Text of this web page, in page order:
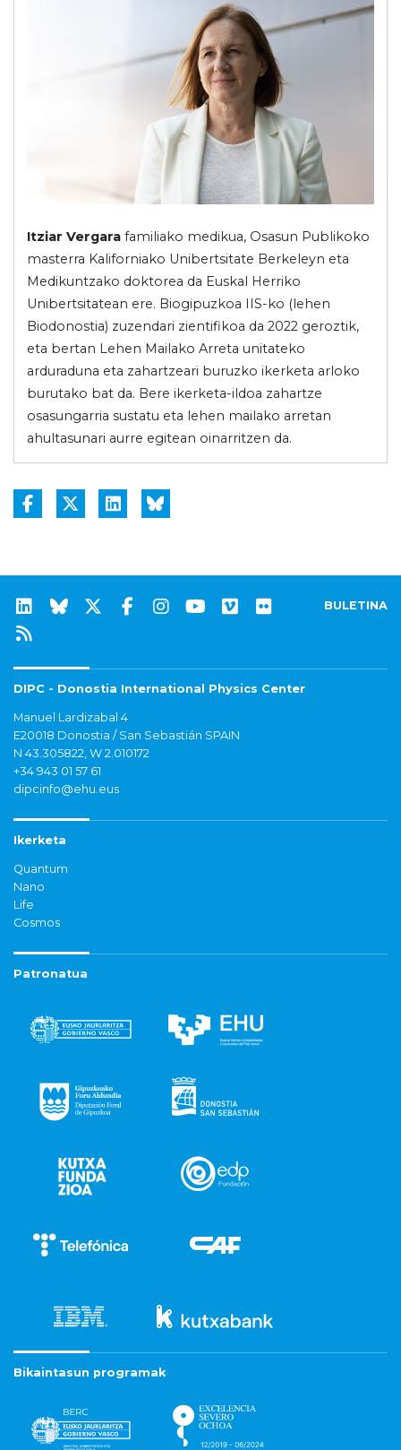
Itziar Vergara familiako medikua, Osasun Publikoko
masterra Kaliforniako Unibertsitate Berkeleyn eta
Medikuntzako doktorea da Euskal Herriko
Unibertsitatean ere. Biogipuzkoa IIS-ko (lehen
Biodonostia) zuzendari zientifikoa da 2022 geroztik,
eta bertan Lehen Mailako Arreta unitateko
arduraduna eta zahartzeari buruzko ikerketa arloko
burutako bat da. Bere ikerketa-ildoa zahartze
osasungarria sustatu eta lehen mailako arretan
ahultasunari aurre egitean oinarritzen da.
BULETINA
DIPC - Donostia International Physics Center
Manuel Lardizabal 4
E20018 Donostia / San Sebastián SPAIN
N 43.305822, W 2.010172
+34 943 01 57 61
dipcinfo@ehu.eus
Ikerketa
Quantum
Nano
Life
Cosmos
Patronatua
Bikaintasun programak